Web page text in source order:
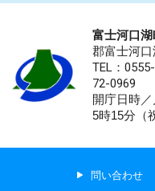
富士河口
郡富士河
TEL：
72-0969
開庁日時
5時15分（
問い合わせ